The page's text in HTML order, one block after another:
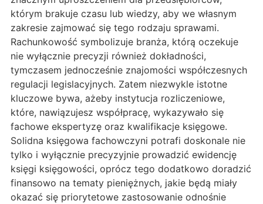
którym brakuje czasu lub wiedzy, aby we własnym
zakresie zajmować się tego rodzaju sprawami.
Rachunkowość symbolizuje branża, którą oczekuje
nie wyłącznie precyzji również dokładności,
tymczasem jednocześnie znajomości współczesnych
regulacji legislacyjnych. Zatem niezwykle istotne
kluczowe bywa, ażeby instytucja rozliczeniowe,
które, nawiązujesz współpracę, wykazywało się
fachowe ekspertyzę oraz kwalifikacje księgowe.
Solidna księgowa fachowczyni potrafi doskonale nie
tylko i wyłącznie precyzyjnie prowadzić ewidencję
księgi księgowości, oprócz tego dodatkowo doradzić
finansowo na tematy pieniężnych, jakie będą miały
okazać się priorytetowe zastosowanie odnośnie